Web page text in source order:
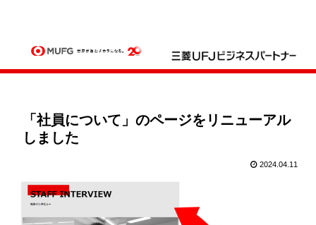
「社員について」のページをリニューアル
しました
2024.04.11